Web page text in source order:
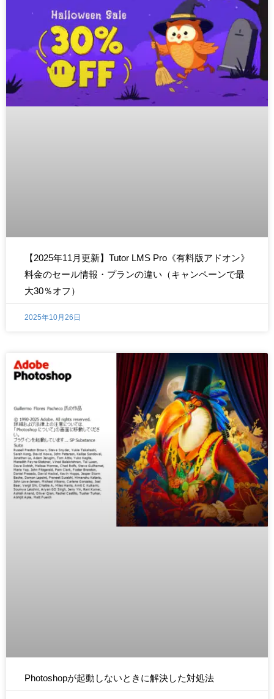
【2025年11月更新】Tutor LMS Pro《有料版アドオン》
料金のセール情報・プランの違い（キャンペーンで最
大30％オフ）
2025年10月26日
Photoshopが起動しないときに解決した対処法